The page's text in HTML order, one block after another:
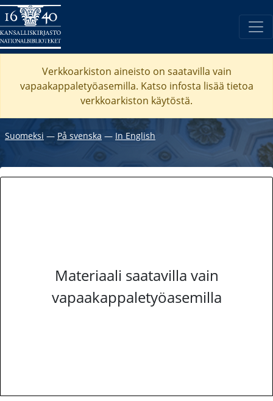
Verkkoarkiston aineisto on saatavilla vain
vapaakappaletyöasemilla. Katso infosta lisää tietoa
verkkoarkiston käytöstä.
Suomeksi ― På svenska ― In English
Materiaali saatavilla vain
vapaakappaletyöasemilla